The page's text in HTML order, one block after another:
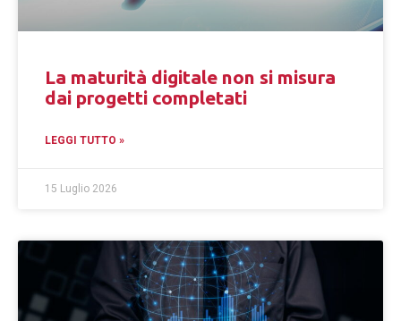
La maturità digitale non si misura
dai progetti completati
LEGGI TUTTO »
15 Luglio 2026